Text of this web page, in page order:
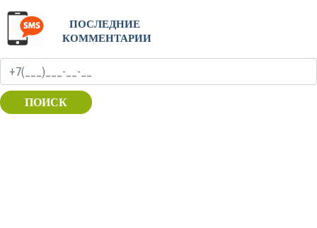
ПОСЛЕДНИЕ
КОММЕНТАРИИ
ПОИСК